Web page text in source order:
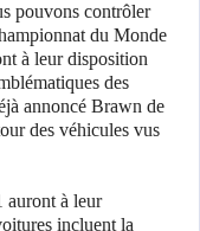
pouvons contrôler
du Monde
à leur disposition
des
annoncé Brawn de
des véhicules vus
auront à leur
incluent la